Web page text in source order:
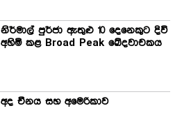
නිර්මාල් පුර්ජා ඇතුළු 10 දෙනෙකුට දිවි
අහිමි කළ Broad Peak ඛේදවාචකය
අද චීනය සහ අමෙරිකාව